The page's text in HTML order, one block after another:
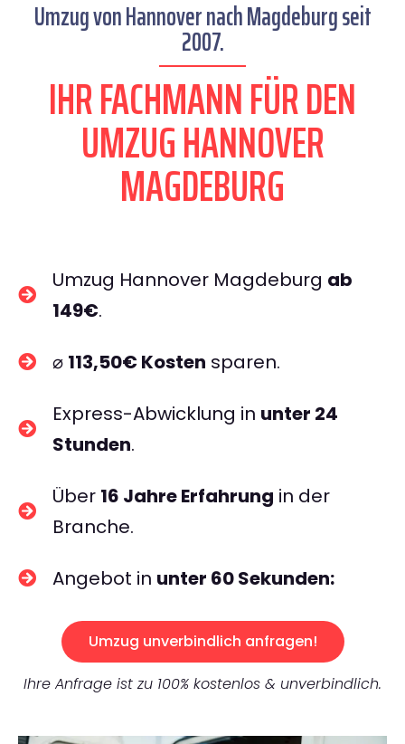
Umzug von Hannover nach Magdeburg seit
2007.
IHR FACHMANN FÜR DEN
UMZUG HANNOVER
MAGDEBURG
Umzug Hannover Magdeburg ab
149€.
⌀ 113,50€ Kosten sparen.
Express-Abwicklung in unter 24
Stunden.
Über 16 Jahre Erfahrung in der
Branche.
Angebot in unter 60 Sekunden:
Umzug unverbindlich anfragen!
Ihre Anfrage ist zu 100% kostenlos & unverbindlich.